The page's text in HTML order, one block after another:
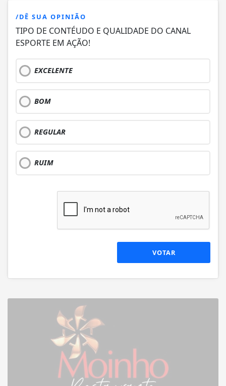
/DÊ SUA OPINIÃO
TIPO DE CONTÉUDO E QUALIDADE DO CANAL
ESPORTE EM AÇÃO!
EXCELENTE
BOM
REGULAR
RUIM
VOTAR